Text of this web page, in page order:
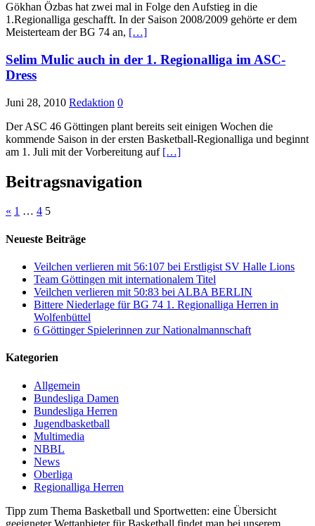
Gökhan Özbas hat zwei mal in Folge den Aufstieg in die
1.Regionalliga geschafft. In der Saison 2008/2009 gehörte er dem
Meisterteam der BG 74 an, […]
Selim Mulic auch in der 1. Regionalliga im ASC-
Dress
Juni 28, 2010 Redaktion 0
Der ASC 46 Göttingen plant bereits seit einigen Wochen die
kommende Saison in der ersten Basketball-Regionalliga und beginnt
am 1. Juli mit der Vorbereitung auf […]
Beitragsnavigation
« 1 … 4 5
Neueste Beiträge
Veilchen verlieren mit 56:107 bei Erstligist SV Halle Lions
Team Göttingen mit internationalem Titel
Veilchen verlieren mit 50:83 bei ALBA BERLIN
Bittere Niederlage für BG 74 1. Regionalliga Herren in
Wolfenbüttel
6 Göttinger Spielerinnen zur Nationalmannschaft
Kategorien
Allgemein
Bundesliga Damen
Bundesliga Herren
Jugendbasketball
Multimedia
NBBL
News
Oberliga
Regionalliga Herren
Tipp zum Thema Basketball und Sportwetten: eine Übersicht
geeigneter Wettanbieter für Basketball findet man bei unserem